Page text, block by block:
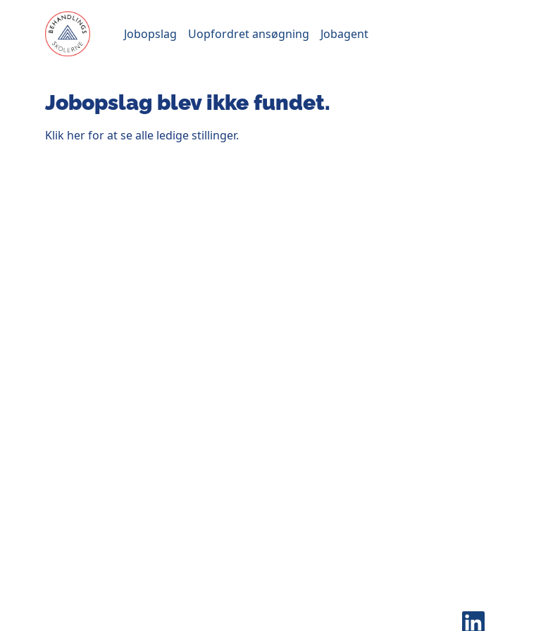
Jobopslag Uopfordret ansøgning Jobagent
Jobopslag blev ikke fundet.
Klik her for at se alle ledige stillinger.